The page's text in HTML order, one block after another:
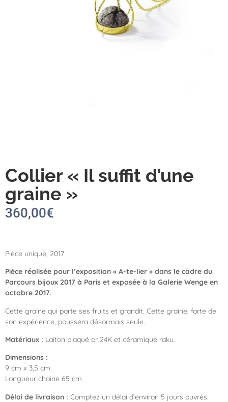
Collier « Il suffit d’une
graine »
360,00€
Pièce unique, 2017
Pièce réalisée pour l’exposition « A-te-lier » dans le cadre du
Parcours bijoux 2017 à Paris et exposée à la Galerie Wenge en
octobre 2017.
Cette graine qui porte ses fruits et grandit. Cette graine, forte de
son expérience, poussera désormais seule.
Matériaux : Laiton plaqué or 24K et céramique raku.
Dimensions :
9 cm x 3,5 cm
Longueur chaine 65 cm
Délai de livraison : Comptez un délai d’environ 5 jours ouvrés.